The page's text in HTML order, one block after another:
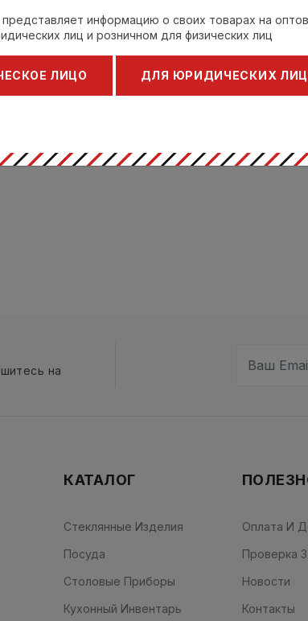
на
КАТАЛОГ
Стеклянные Изделия
Посуда
Столовые Приборы
Кухонный Инвентарь
Оплата И
Проверка
Новости
Контакты
информацию о своих товарах на
лиц и розничном для физических лиц
ЛИЦО ДЛЯ ЮРИДИЧЕСКИХ ЛИЦ